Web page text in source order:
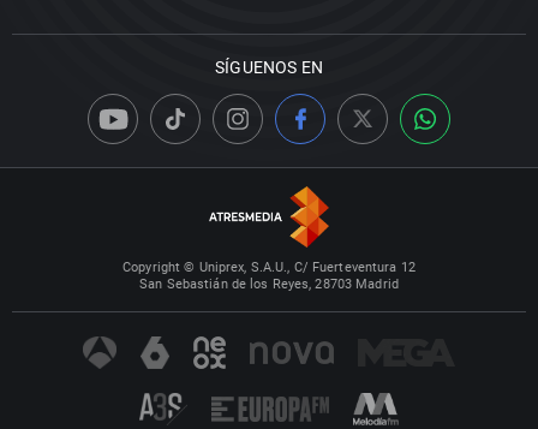
SÍGUENOS EN
Copyright © Uniprex, S.A.U., C/ Fuerteventura 12
San Sebastián de los Reyes, 28703 Madrid